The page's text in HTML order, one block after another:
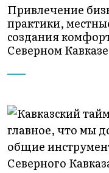
Привлечение
практики,
создания
Северном